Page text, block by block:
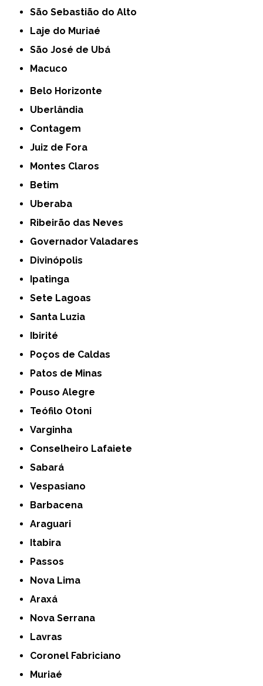
São Sebastião do Alto
Laje do Muriaé
São José de Ubá
Macuco
Belo Horizonte
Uberlândia
Contagem
Juiz de Fora
Montes Claros
Betim
Uberaba
Ribeirão das Neves
Governador Valadares
Divinópolis
Ipatinga
Sete Lagoas
Santa Luzia
Ibirité
Poços de Caldas
Patos de Minas
Pouso Alegre
Teófilo Otoni
Varginha
Conselheiro Lafaiete
Sabará
Vespasiano
Barbacena
Araguari
Itabira
Passos
Nova Lima
Araxá
Nova Serrana
Lavras
Coronel Fabriciano
Muriaé